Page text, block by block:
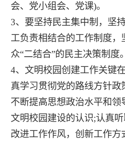
会、党小组会、党课)。
3、要坚持民主集中制，坚
工负责相结合的工作制度，
众“二结合”的民主决策制度。
4、文明校园创建工作关键
真学习贯彻党的路线方针政
不断提高思想政治水平和领
文明校园建设的认识;认真
改进工作作风，创新工作方